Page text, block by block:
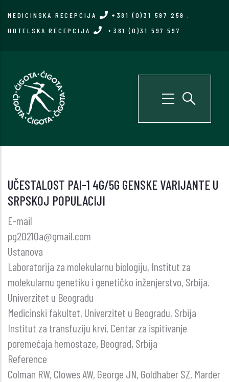
MEDICINSKA RECEPCIJA +381 (0)31 597 259
HOTELSKA RECEPCIJA
+381 (0)31 597 597
UČESTALOST PAI-1 4G/5G GENSKE VARIJANTE U
SRPSKOJ POPULACIJI
E-mail
pg20210a@gmail.com
Ustanova
Laboratorija za molekularnu biologiju, Institut za
molekularnu genetiku i genetičko inženjerstvo, Srbija.
Univerzitet u Beogradu
Medicinski fakultet, Univerzitet u Beogradu, Srbija
Institut za transfuziju krvi, Centar za ispitivanje
poremećaja hemostaze, Beograd, Srbija
Reference
Colman RW, Clowes AW, George JN, Goldhaber SZ, Marder